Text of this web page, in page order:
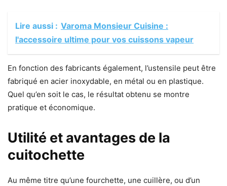
Lire aussi : Varoma Monsieur Cuisine :
l'accessoire ultime pour vos cuissons vapeur
En fonction des fabricants également, l’ustensile peut être
fabriqué en acier inoxydable, en métal ou en plastique.
Quel qu’en soit le cas, le résultat obtenu se montre
pratique et économique.
Utilité et avantages de la
cuitochette
Au même titre qu’une fourchette, une cuillère, ou d’un